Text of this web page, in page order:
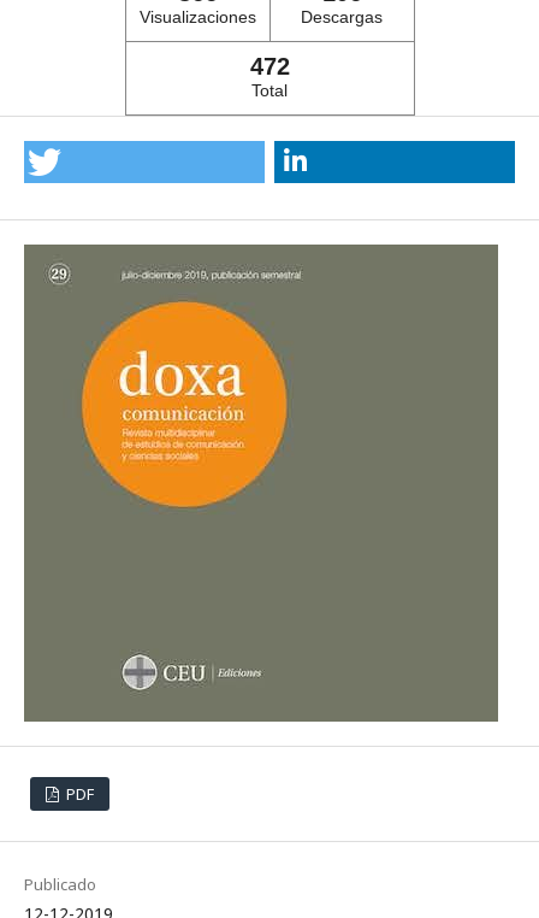
Visualizaciones Descargas
472
Total
PDF
Publicado